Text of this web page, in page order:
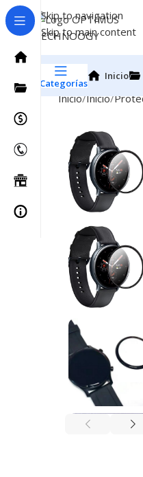
Skip to navigation
Skip to main content
Categorías
Inicio
Inicio Inicio